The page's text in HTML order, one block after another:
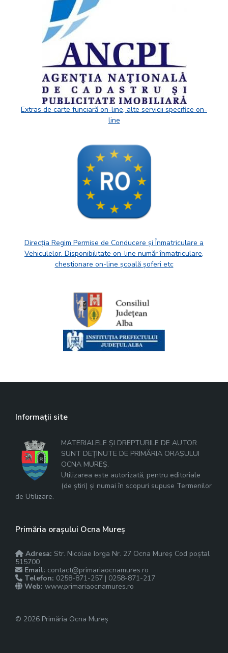
Extras de carte funciară on-line, alte servicii specifice on-
line
Direcția Regim Permise de Conducere și Înmatriculare a
Vehiculelor. Disponibilitate on-line număr înmatriculare,
chestionare on-line școală șoferi etc
Informații site
MATERIALELE ȘI DREPTURILE DE AUTOR
SUNT DEȚINUTE DE PRIMĂRIA ORAȘULUI
OCNA MUREȘ.
Utilizarea este autorizată, pentru editoriale
(de știri) și numai în scopuri supuse Termenilor
de Utilizare.
Primăria orașului Ocna Mureș
Adresa: Str. Nicolae Iorga Nr. 27 Ocna Mureș Cod poștal
515700
Email: contact@primariaocnamures.ro
Telefon: 0258-871-257 | 0258-871-217
Web: www.primariaocnamures.ro
© 2026 Primăria Ocna Mureș